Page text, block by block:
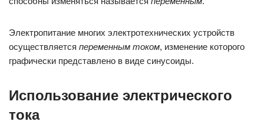
Электропитание многих электротехнических устройств
осуществляется переменным током, изменение которого
графически представлено в виде синусоиды.
Использование электрического
тока